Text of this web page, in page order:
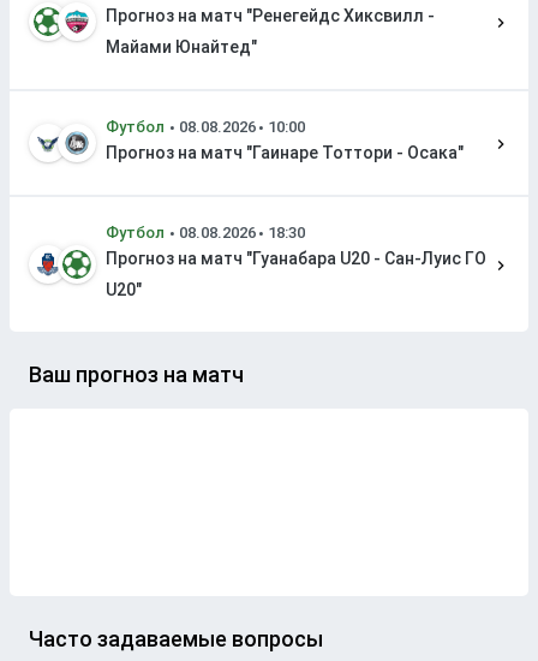
Прогноз на матч "Ренегейдс Хиксвилл -
Майами Юнайтед"
Футбол
Прогноз на матч "Гаинаре Тоттори - Осака"
Футбол
Прогноз на матч "Гуанабара U20 - Сан-Луис ГО
U20"
Ваш прогноз на матч
Часто задаваемые вопросы